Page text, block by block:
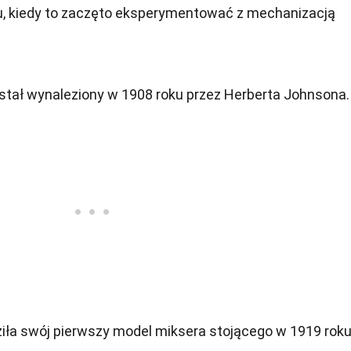
kiedy to zaczęto eksperymentować z mechanizacją
wynaleziony w 1908 roku przez Herberta Johnsona.
swój pierwszy model miksera stojącego w 1919